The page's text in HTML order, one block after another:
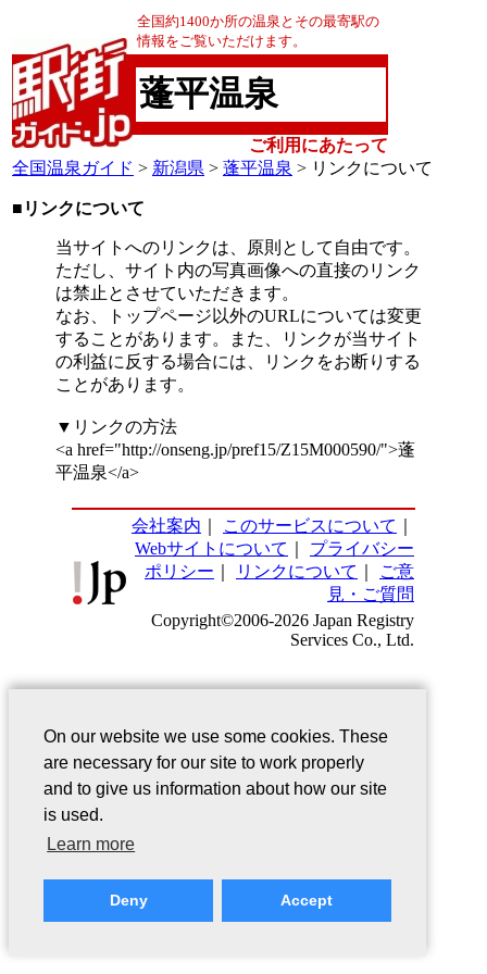
全国約1400か所の温泉とその最寄駅の
情報をご覧いただけます。
蓬平温泉
ご利用にあたって
全国温泉ガイド > 新潟県 > 蓬平温泉 > リンクについて
■リンクについて
当サイトへのリンクは、原則として自由です。
ただし、サイト内の写真画像への直接のリンク
は禁止とさせていただきます。
なお、トップページ以外のURLについては変更
することがあります。また、リンクが当サイト
の利益に反する場合には、リンクをお断りする
ことがあります。
▼リンクの方法
<a href="http://onseng.jp/pref15/Z15M000590/">蓬
平温泉</a>
会社案内 このサービスについて
Webサイトについて
プライバシー
ポリシー
リンクについて
ご意
見・ご質問
Copyright©2006-2026 Japan Registry
Services Co., Ltd.
On our website we use some cookies. These
are necessary for our site to work properly
and to give us information about how our site
is used.
Learn more
Deny Accept